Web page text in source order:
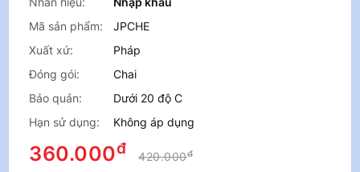
Mã sản phẩm:
JPCHE
Xuất xứ:
Pháp
Đóng gói:
Chai
Bảo quản:
Dưới 20 độ C
Hạn sử dụng:
Không áp dụng
360.000đ 420.000đ